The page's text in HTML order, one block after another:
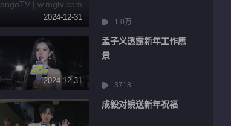
2024-12-31 1.0万
2024-12-31
孟子义透露新年工作愿
景
3718
成毅对镜送新年祝福